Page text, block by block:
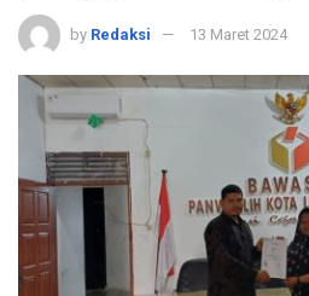
by Redaksi 13 Maret 2024